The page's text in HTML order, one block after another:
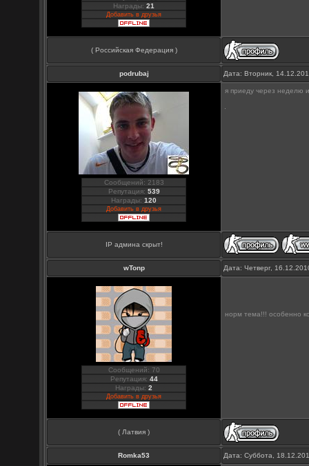
Награды:21
Добавить в друзья
( Российская Федерация )
podrubaj Дата: Вторник,
Сообщений: 2183
Репутация: 539
Награды:120
Добавить в друзья
я приеду через неделю
IP админа скрыт!
wTonp Дата: Четверг,
Сообщений: 70
Репутация: 44
Награды:2
Добавить в друзья
норм тема!!! особенно
( Латвия )
Romka53 Дата: Суббота,